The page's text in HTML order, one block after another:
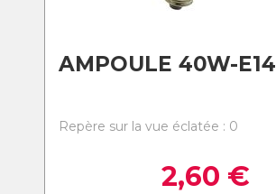
AMPOULE 40W-E14
Repère sur la vue éclatée : 0
2,60 €